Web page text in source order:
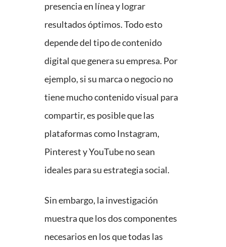
presencia en línea y lograr
resultados óptimos. Todo esto
depende del tipo de contenido
digital que genera su empresa. Por
ejemplo, si su marca o negocio no
tiene mucho contenido visual para
compartir, es posible que las
plataformas como Instagram,
Pinterest y YouTube no sean
ideales para su estrategia social.
Sin embargo, la investigación
muestra que los dos componentes
necesarios en los que todas las